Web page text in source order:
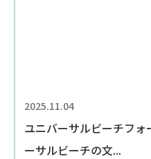
2025.11.04
ユニバーサルビーチフ
ーサルビーチの文...